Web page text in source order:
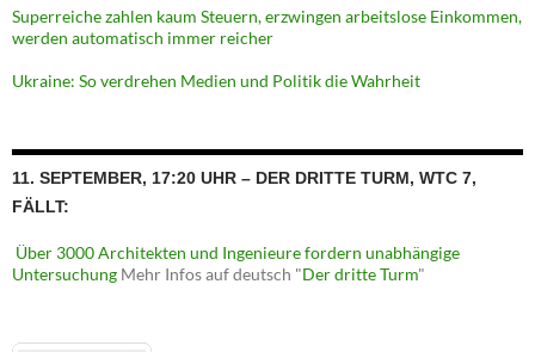
Superreiche zahlen kaum Steuern, erzwingen arbeitslose Einkommen,
werden automatisch immer reicher
Ukraine: So verdrehen Medien und Politik die Wahrheit
11. SEPTEMBER, 17:20 UHR – DER DRITTE TURM, WTC 7,
FÄLLT:
Über 3000 Architekten und Ingenieure fordern unabhängige
Untersuchung Mehr Infos auf deutsch "Der dritte Turm"